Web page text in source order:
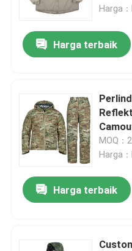
Perlengkapan
Sarung Tangan
Pakaian Keselamatan
Model Militer Modern
Harga
Harga terbaik
MOQ：
Harga
Harga terbaik